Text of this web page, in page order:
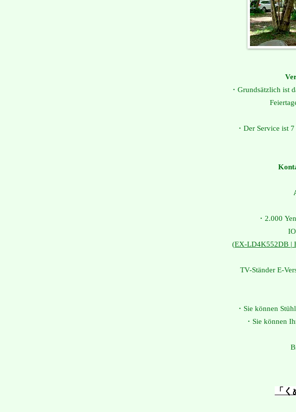
・Grundsätzlich ist
・Der Service ist
・2.000
(EX-LD4K552DB |
TV-Ständer E-
・Sie können
・Sie können
「